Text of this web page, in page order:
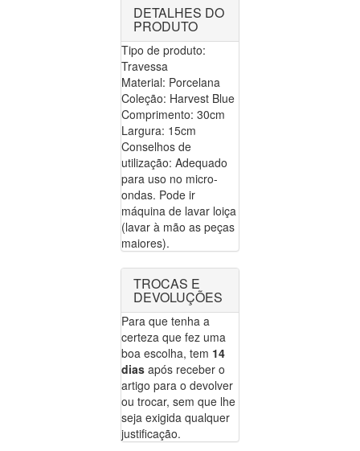
DETALHES DO
PRODUTO
Tipo de produto:
Travessa
Material: Porcelana
Coleção: Harvest Blue
Comprimento: 30cm
Largura: 15cm
Conselhos de
utilização: Adequado
para uso no micro-
ondas. Pode ir
máquina de lavar loiça
(lavar à mão as peças
maiores).
TROCAS E
DEVOLUÇÕES
Para que tenha a
certeza que fez uma
boa escolha, tem 14
dias após receber o
artigo para o devolver
ou trocar, sem que lhe
seja exigida qualquer
justificação.